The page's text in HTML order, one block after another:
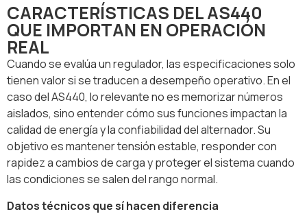
CARACTERÍSTICAS DEL AS440
QUE IMPORTAN EN OPERACIÓN
REAL
Cuando se evalúa un regulador, las especificaciones solo
tienen valor si se traducen a desempeño operativo. En el
caso del AS440, lo relevante no es memorizar números
aislados, sino entender cómo sus funciones impactan la
calidad de energía y la confiabilidad del alternador. Su
objetivo es mantener tensión estable, responder con
rapidez a cambios de carga y proteger el sistema cuando
las condiciones se salen del rango normal.
Datos técnicos que sí hacen diferencia